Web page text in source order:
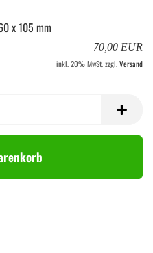
x 105 mm
70,00 EUR
inkl. 20% MwSt. zzgl.Versand